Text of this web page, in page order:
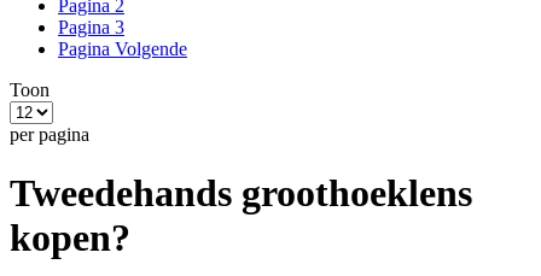
Pagina 2
Pagina 3
Pagina Volgende
Toon
per pagina
Tweedehands groothoeklens
kopen?